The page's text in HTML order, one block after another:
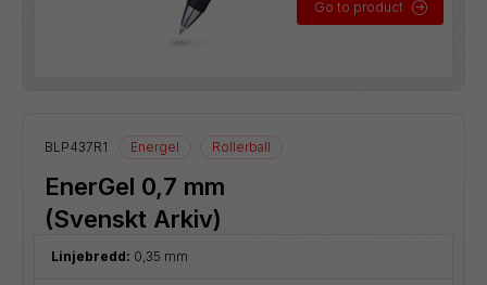
Go to product
BLP437R1 Energel Rollerball
EnerGel 0,7 mm
(Svenskt Arkiv)
Linjebredd: 0,35 mm